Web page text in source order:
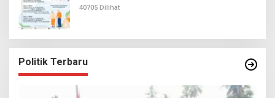
40705 Dilihat
Politik Terbaru